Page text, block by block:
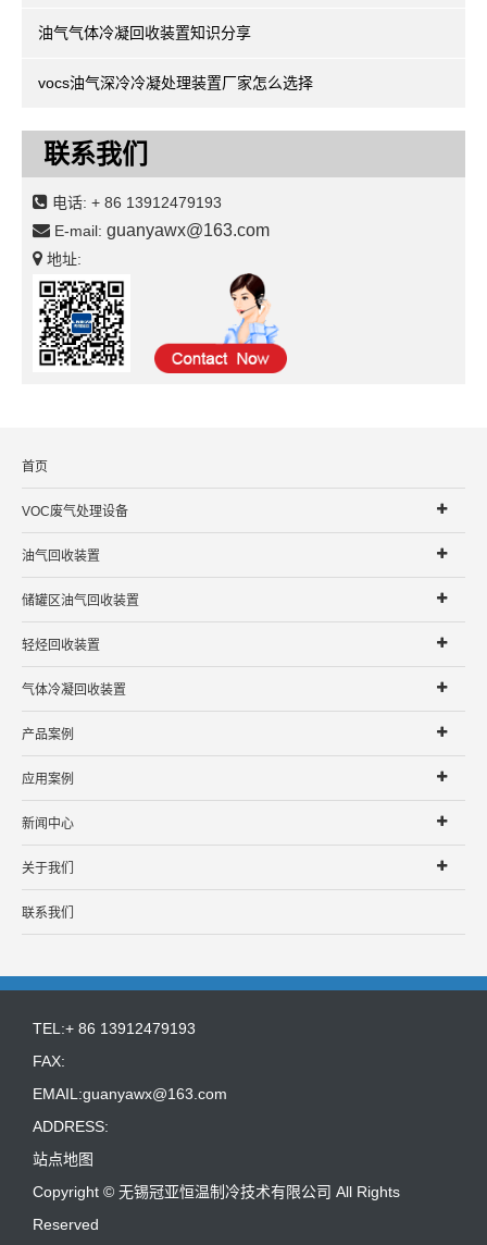
油气气体冷凝回收装置知识分享
vocs油气深冷冷凝处理装置厂家怎么选择
联系我们
电话: + 86 13912479193
E-mail: guanyawx@163.com
地址:
首页
VOC废气处理设备
油气回收装置
储罐区油气回收装置
轻烃回收装置
气体冷凝回收装置
产品案例
应用案例
新闻中心
关于我们
联系我们
TEL:+ 86 13912479193
FAX:
EMAIL:guanyawx@163.com
ADDRESS:
站点地图
Copyright © 无锡冠亚恒温制冷技术有限公司 All Rights
Reserved